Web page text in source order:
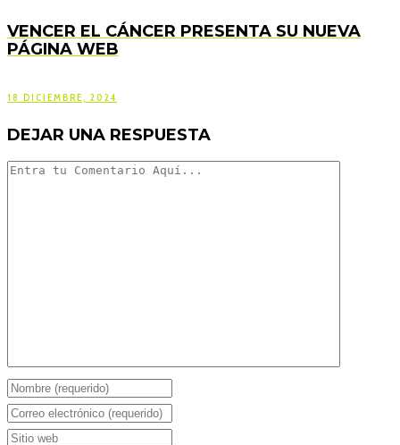
VENCER EL CÁNCER PRESENTA SU NUEVA
PÁGINA WEB
18 DICIEMBRE, 2024
DEJAR UNA RESPUESTA